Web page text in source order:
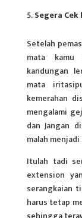
Segera
Setelah
mata kamu
kandungan
mata
kemerahan
mengalami
dan Jangan
malah
Itulah tadi
extension
serangkaian
harus tetap